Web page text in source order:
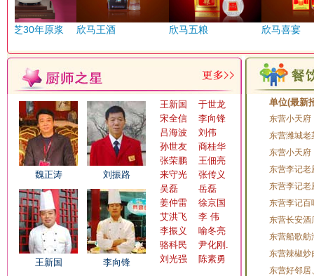
无
清风海泰
全赞鲜烤羊 清心阁甲鱼馆
樵风饭馆 青青草原 碳烤羊腿
齐力骨头居
日新大酒店 蓉香苑卤味
流钟锅子饼 瑞雪家常菜二店
胜利大酒店 山哥山妹庄园
胜大集团森林木屋 顺风肥牛海鲜自助
三品食鲜
30年原浆 欣马王酒 欣马五粮 欣马喜宴
魏正涛 刘振路
王新国 李向锋
于世龙
王新国
李向锋
宋全信
刘伟
吕海波
商桂华
孙世友
王佃亮
张荣鹏
张传义
来守光
岳磊
吴磊
徐京国
姜仲雷
李 伟
艾洪飞
喻冬亮
李振义
尹化刚.
骆科民
陈素勇
刘光强
单位(最新
东营小天府
东营潍城老
东营小天府
东营李记老
东营李记老
东营李记百
东营长安酒
东营船歌舫
东营辣椒炒
东营好邻居